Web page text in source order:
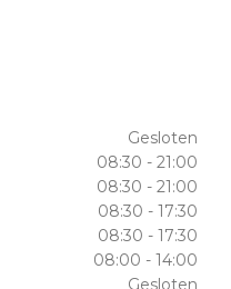
Gesloten
08:30 - 21:00
08:30 - 21:00
08:30 - 17:30
08:30 - 17:30
08:00 - 14:00